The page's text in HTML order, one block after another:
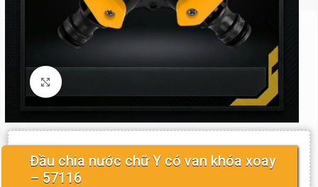
Click to enlarge
Đầu chia nước chữ Y có van khóa xoay
– 57116